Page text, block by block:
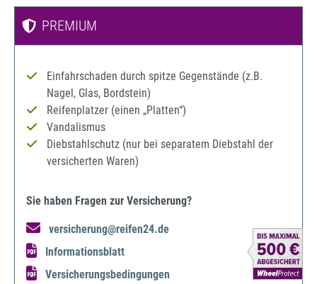
PREMIUM
Einfahrschaden durch spitze Gegenstände (z.B.
Nagel, Glas, Bordstein)
Reifenplatzer (einen „Platten“)
Vandalismus
Diebstahlschutz (nur bei separatem Diebstahl der
versicherten Waren)
Sie haben Fragen zur Versicherung?
versicherung@reifen24.de
Informationsblatt
Versicherungsbedingungen